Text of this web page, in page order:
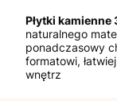
Płytki
naturalnego
ponadczasowy
formatowi,
wnętrz